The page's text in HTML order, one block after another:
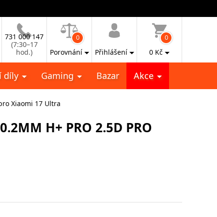
731 000 147
(7:30–17
hod.)
0
Porovnání Přihlášení
0
0 Kč
díly Gaming Bazar Akce
Xiaomi 17 Ultra
H+ PRO 2.5D PRO